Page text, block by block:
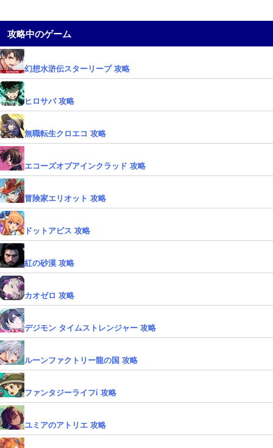
攻略中のゲーム
幻想水滸伝スターリープ 攻略
ヒロサバ 攻略
無職転生クロエコ 攻略
エコーズオブアインクラッド 攻略
冒険家エリオット 攻略
ドットアビス 攻略
紅の砂漠 攻略
カオゼロ 攻略
デジモン タイムストレンジャー 攻略
ルーンファクトリー龍の国 攻略
ファンタジーライフi 攻略
ユミアのアトリエ 攻略